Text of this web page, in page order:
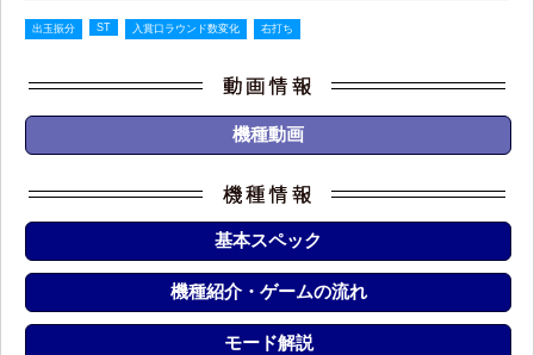
出玉振分 ST 入賞口ラウンド数変化 右打ち
機種動画
基本スペック
機種紹介・ゲームの流れ
モード解説